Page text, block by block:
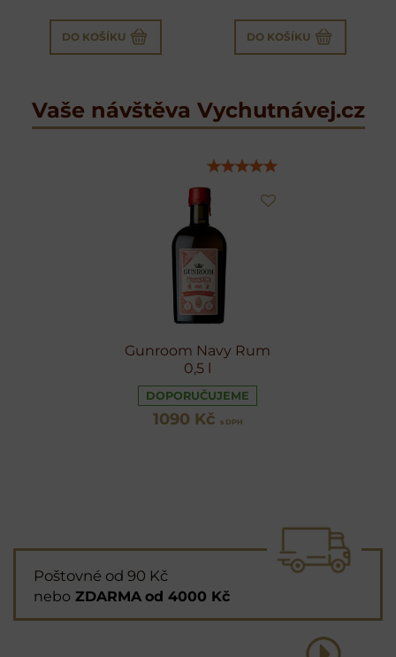
DO KOŠÍKU DO KOŠÍKU
Vaše návštěva Vychutnávej.cz
Gunroom Navy Rum
0,5 l
DOPORUČUJEME
1090 Kč s DPH
Poštovné od 90 Kč
nebo ZDARMA od 4000 Kč